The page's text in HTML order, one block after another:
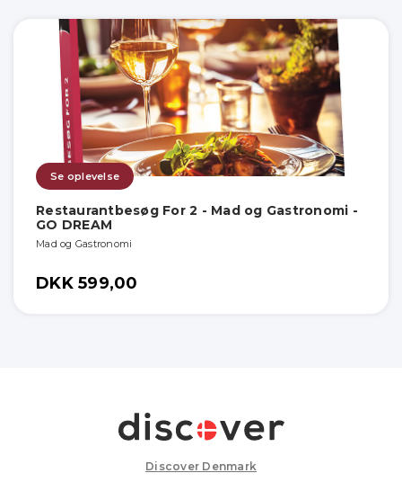
Se oplevelse
Restaurantbesøg For 2 - Mad og Gastronomi -
GO DREAM
Mad og Gastronomi
DKK 599,00
Discover Denmark